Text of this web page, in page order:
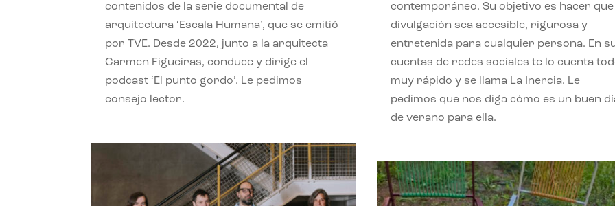
contenidos de la serie documental de
arquitectura ‘Escala Humana’, que se emitió
por TVE. Desde 2022, junto a la arquitecta
Carmen Figueiras, conduce y dirige el
podcast ‘El punto gordo’. Le pedimos
consejo lector.
contemporáneo. Su objetivo es hacer que
divulgación sea accesible, rigurosa y
entretenida para cualquier persona. En
cuentas de redes sociales te lo cuenta
muy rápido y se llama La Inercia. Le
pedimos que nos diga cómo es un buen
de verano para ella.